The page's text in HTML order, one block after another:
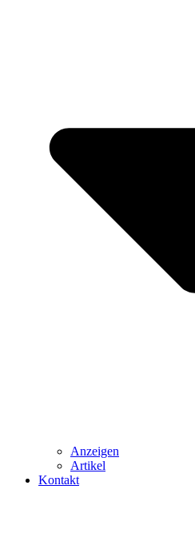
Anzeigen
Artikel
Kontakt